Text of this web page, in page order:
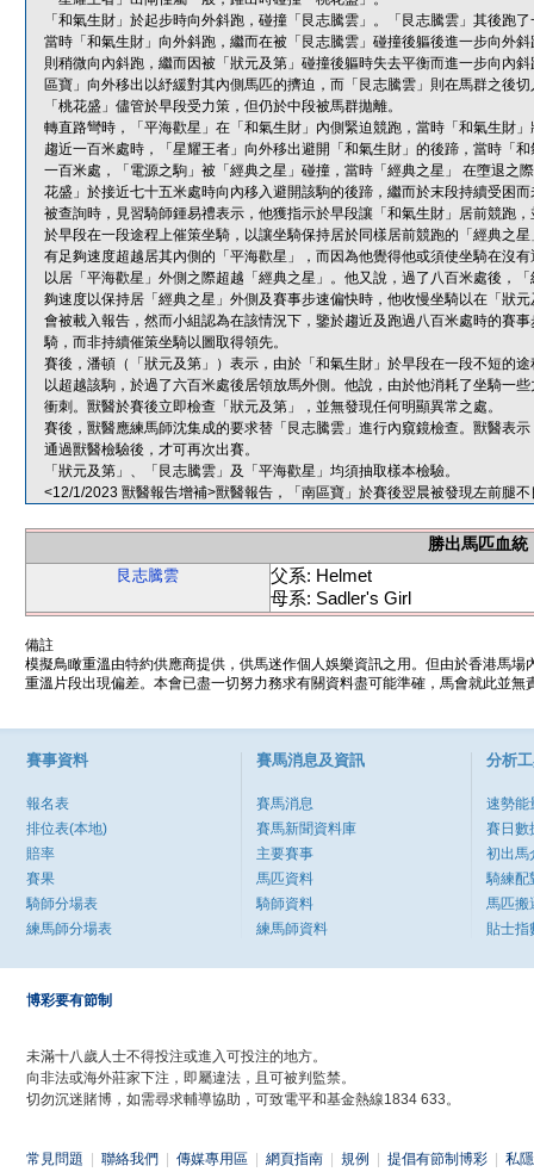
「和氣生財」於起步時向外斜跑，碰撞「艮志騰雲」。「艮志騰雲」其後跑
當時「和氣生財」向外斜跑，繼而在被「艮志騰雲」碰撞後軀後進一步向外
則稍微向內斜跑，繼而因被「狀元及第」碰撞後軀時失去平衡而進一步向內
區寶」向外移出以紓緩對其內側馬匹的擠迫，而「艮志騰雲」則在馬群之後切
「桃花盛」儘管於早段受力策，但仍於中段被馬群拋離。
轉直路彎時，「平海歡星」在「和氣生財」內側緊迫競跑，當時「和氣生財
趨近一百米處時，「星耀王者」向外移出避開「和氣生財」的後蹄，當時「
一百米處，「電源之駒」被「經典之星」碰撞，當時「經典之星」 在墮退之
花盛」於接近七十五米處時向內移入避開該駒的後蹄，繼而於末段持續受困
被查詢時，見習騎師鍾易禮表示，他獲指示於早段讓「和氣生財」居前競跑
於早段在一段途程上催策坐騎，以讓坐騎保持居於同樣居前競跑的「經典之
有足夠速度超越居其內側的「平海歡星」，而因為他覺得他或須使坐騎在沒
以居「平海歡星」外側之際超越「經典之星」。他又說，過了八百米處後，
夠速度以保持居「經典之星」外側及賽事步速偏快時，他收慢坐騎以在「狀
會被載入報告，然而小組認為在該情況下，鑒於趨近及跑過八百米處時的賽
騎，而非持續催策坐騎以圖取得領先。
賽後，潘頓（「狀元及第」）表示，由於「和氣生財」於早段在一段不短的
以超越該駒，於過了六百米處後居領放馬外側。他說，由於他消耗了坐騎一
衝刺。獸醫於賽後立即檢查「狀元及第」，並無發現任何明顯異常之處。
賽後，獸醫應練馬師沈集成的要求替「艮志騰雲」進行內窺鏡檢查。獸醫表
通過獸醫檢驗後，才可再次出賽。
「狀元及第」、「艮志騰雲」及「平海歡星」均須抽取樣本檢驗。
<12/1/2023 獸醫報告增補>獸醫報告，「南區寶」於賽後翌晨被發現左前腿
勝出馬匹血統
艮志騰雲
父系: Helmet
母系: Sadler's Girl
備註
模擬鳥瞰重溫由特約供應商提供，供馬迷作個人娛樂資訊之用。但由於香港馬
重溫片段出現偏差。本會已盡一切努力務求有關資料盡可能準確，馬會就此並
賽事資料
報名表
排位表(本地)
賠率
賽果
騎師分場表
練馬師分場表
賽馬消息及資訊
賽馬消息
賽馬新聞資料庫
主要賽事
馬匹資料
騎師資料
練馬師資料
分析
速勢能
賽日數
初出馬
騎練配
馬匹搬
貼士指
博彩要有節制
未滿十八歲人士不得投注或進入可投注的地方。
向非法或海外莊家下注，即屬違法，且可被判監禁。
切勿沉迷賭博，如需尋求輔導協助，可致電平和基金熱線1834 633。
常見問題 聯絡我們 傳媒專用區 網頁指南 規例 提倡有節制博彩 私